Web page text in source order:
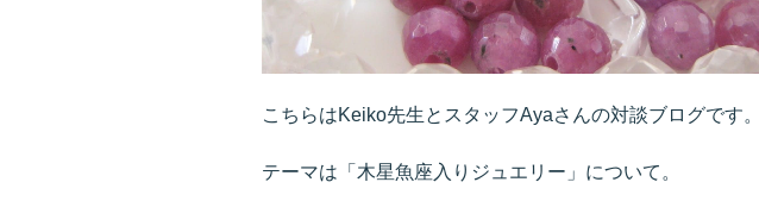
ロ
グ”
こちらはKeiko先生とスタッフAyaさんの対談ブログです。
テーマは「木星魚座入りジュエリー」について。